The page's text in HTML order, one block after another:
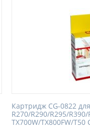
Картридж CG-0822
R270/R290/R295/
TX700W/TX800FW/